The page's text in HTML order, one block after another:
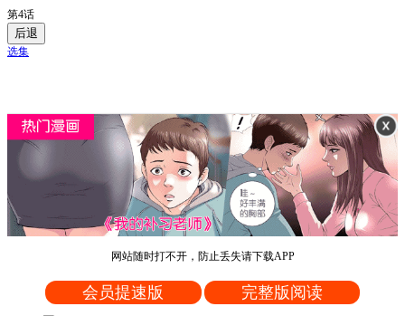
第4话
后退
选集
网站随时打不开，防止丢失请下载APP
会员提速版 完整版阅读